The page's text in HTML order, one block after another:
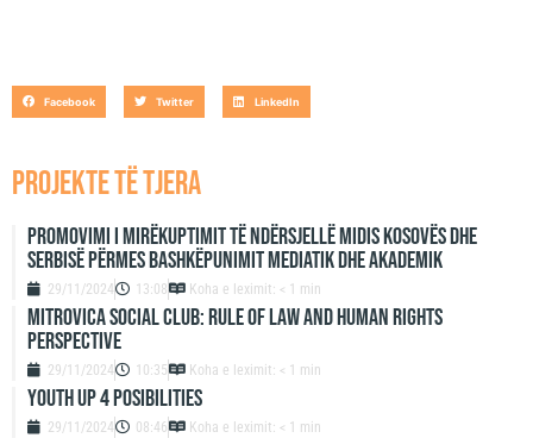
Facebook Twitter LinkedIn
projekte të tjera
Promovimi i mirëkuptimit të ndërsjellë midis Kosovës dhe
Serbisë përmes bashkëpunimit mediatik dhe akademik
29/11/2024 13:08 Koha e leximit: < 1 min
Mitrovica Social Club: Rule of Law and Human Rights
Perspective
29/11/2024 10:35 Koha e leximit: < 1 min
Youth up 4 Posibilities
29/11/2024 08:46 Koha e leximit: < 1 min